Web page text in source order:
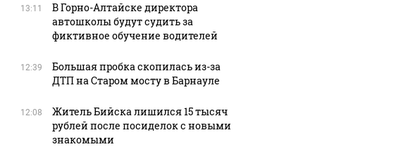
13:11
В Горно-Алтайске директора
автошколы будут судить за
фиктивное обучение водителей
12:39
Большая пробка скопилась из-за
ДТП на Старом мосту в Барнауле
12:08
Житель Бийска лишился 15 тысяч
рублей после посиделок с новыми
знакомыми